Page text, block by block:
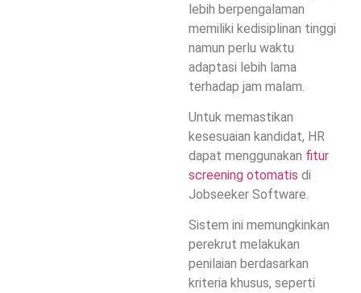
lebih berpengalaman
memiliki kedisiplinan tinggi
namun perlu waktu
adaptasi lebih lama
terhadap jam malam.
Untuk memastikan
kesesuaian kandidat, HR
dapat menggunakan fitur
screening otomatis di
Jobseeker Software.
Sistem ini memungkinkan
perekrut melakukan
penilaian berdasarkan
kriteria khusus, seperti